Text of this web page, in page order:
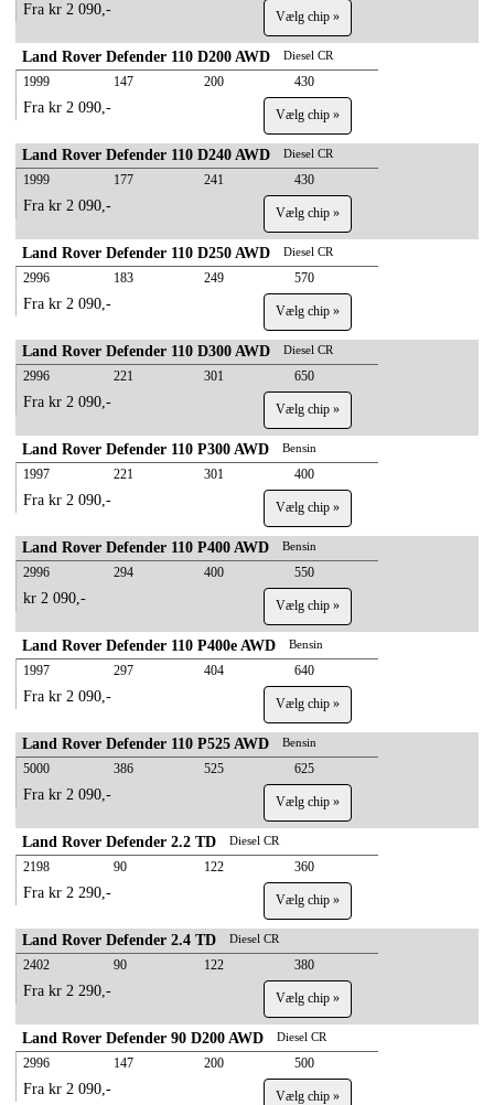
Fra kr 2 090,- Vælg chip »
Land Rover Defender 110 D200 AWD Diesel CR
1999 147 200 430
Fra kr 2 090,- Vælg chip »
Land Rover Defender 110 D240 AWD Diesel CR
1999 177 241 430
Fra kr 2 090,- Vælg chip »
Land Rover Defender 110 D250 AWD Diesel CR
2996 183 249 570
Fra kr 2 090,- Vælg chip »
Land Rover Defender 110 D300 AWD Diesel CR
2996 221 301 650
Fra kr 2 090,- Vælg chip »
Land Rover Defender 110 P300 AWD Bensin
1997 221 301 400
Fra kr 2 090,- Vælg chip »
Land Rover Defender 110 P400 AWD Bensin
2996 294 400 550
kr 2 090,- Vælg chip »
Land Rover Defender 110 P400e AWD Bensin
1997 297 404 640
Fra kr 2 090,- Vælg chip »
Land Rover Defender 110 P525 AWD Bensin
5000 386 525 625
Fra kr 2 090,- Vælg chip »
Land Rover Defender 2.2 TD Diesel CR
2198 90 122 360
Fra kr 2 290,- Vælg chip »
Land Rover Defender 2.4 TD Diesel CR
2402 90 122 380
Fra kr 2 290,- Vælg chip »
Land Rover Defender 90 D200 AWD Diesel CR
2996 147 200 500
Fra kr 2 090,- Vælg chip »